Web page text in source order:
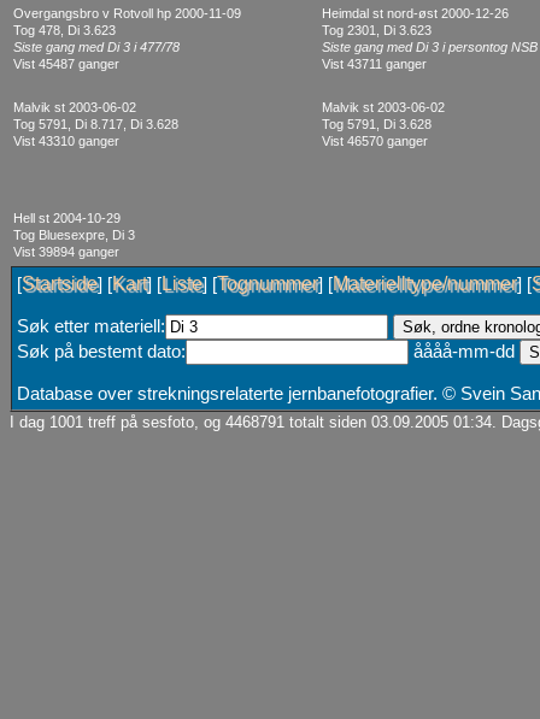
Overgangsbro v Rotvoll hp 2000-11-09
Tog 478, Di 3.623
Siste gang med Di 3 i 477/78
Vist 45487 ganger
Heimdal st nord-øst 2000-12-26
Tog 2301, Di 3.623
Siste gang med Di 3 i persontog NSB
Vist 43711 ganger
Malvik st 2003-06-02
Tog 5791, Di 8.717, Di 3.628
Vist 43310 ganger
Malvik st 2003-06-02
Tog 5791, Di 3.628
Vist 46570 ganger
Hell st 2004-10-29
Tog Bluesexpre, Di 3
Vist 39894 ganger
[Startside] [Kart] [Liste] [Tognummer] [Materielltype/nummer] [
Søk etter materiell:
Søk på bestemt dato:
åååå-mm-dd
Database over strekningsrelaterte jernbanefotografier. © Svein
I dag 1001 treff på sesfoto, og 4468791 totalt siden 03.09.2005 01:34.